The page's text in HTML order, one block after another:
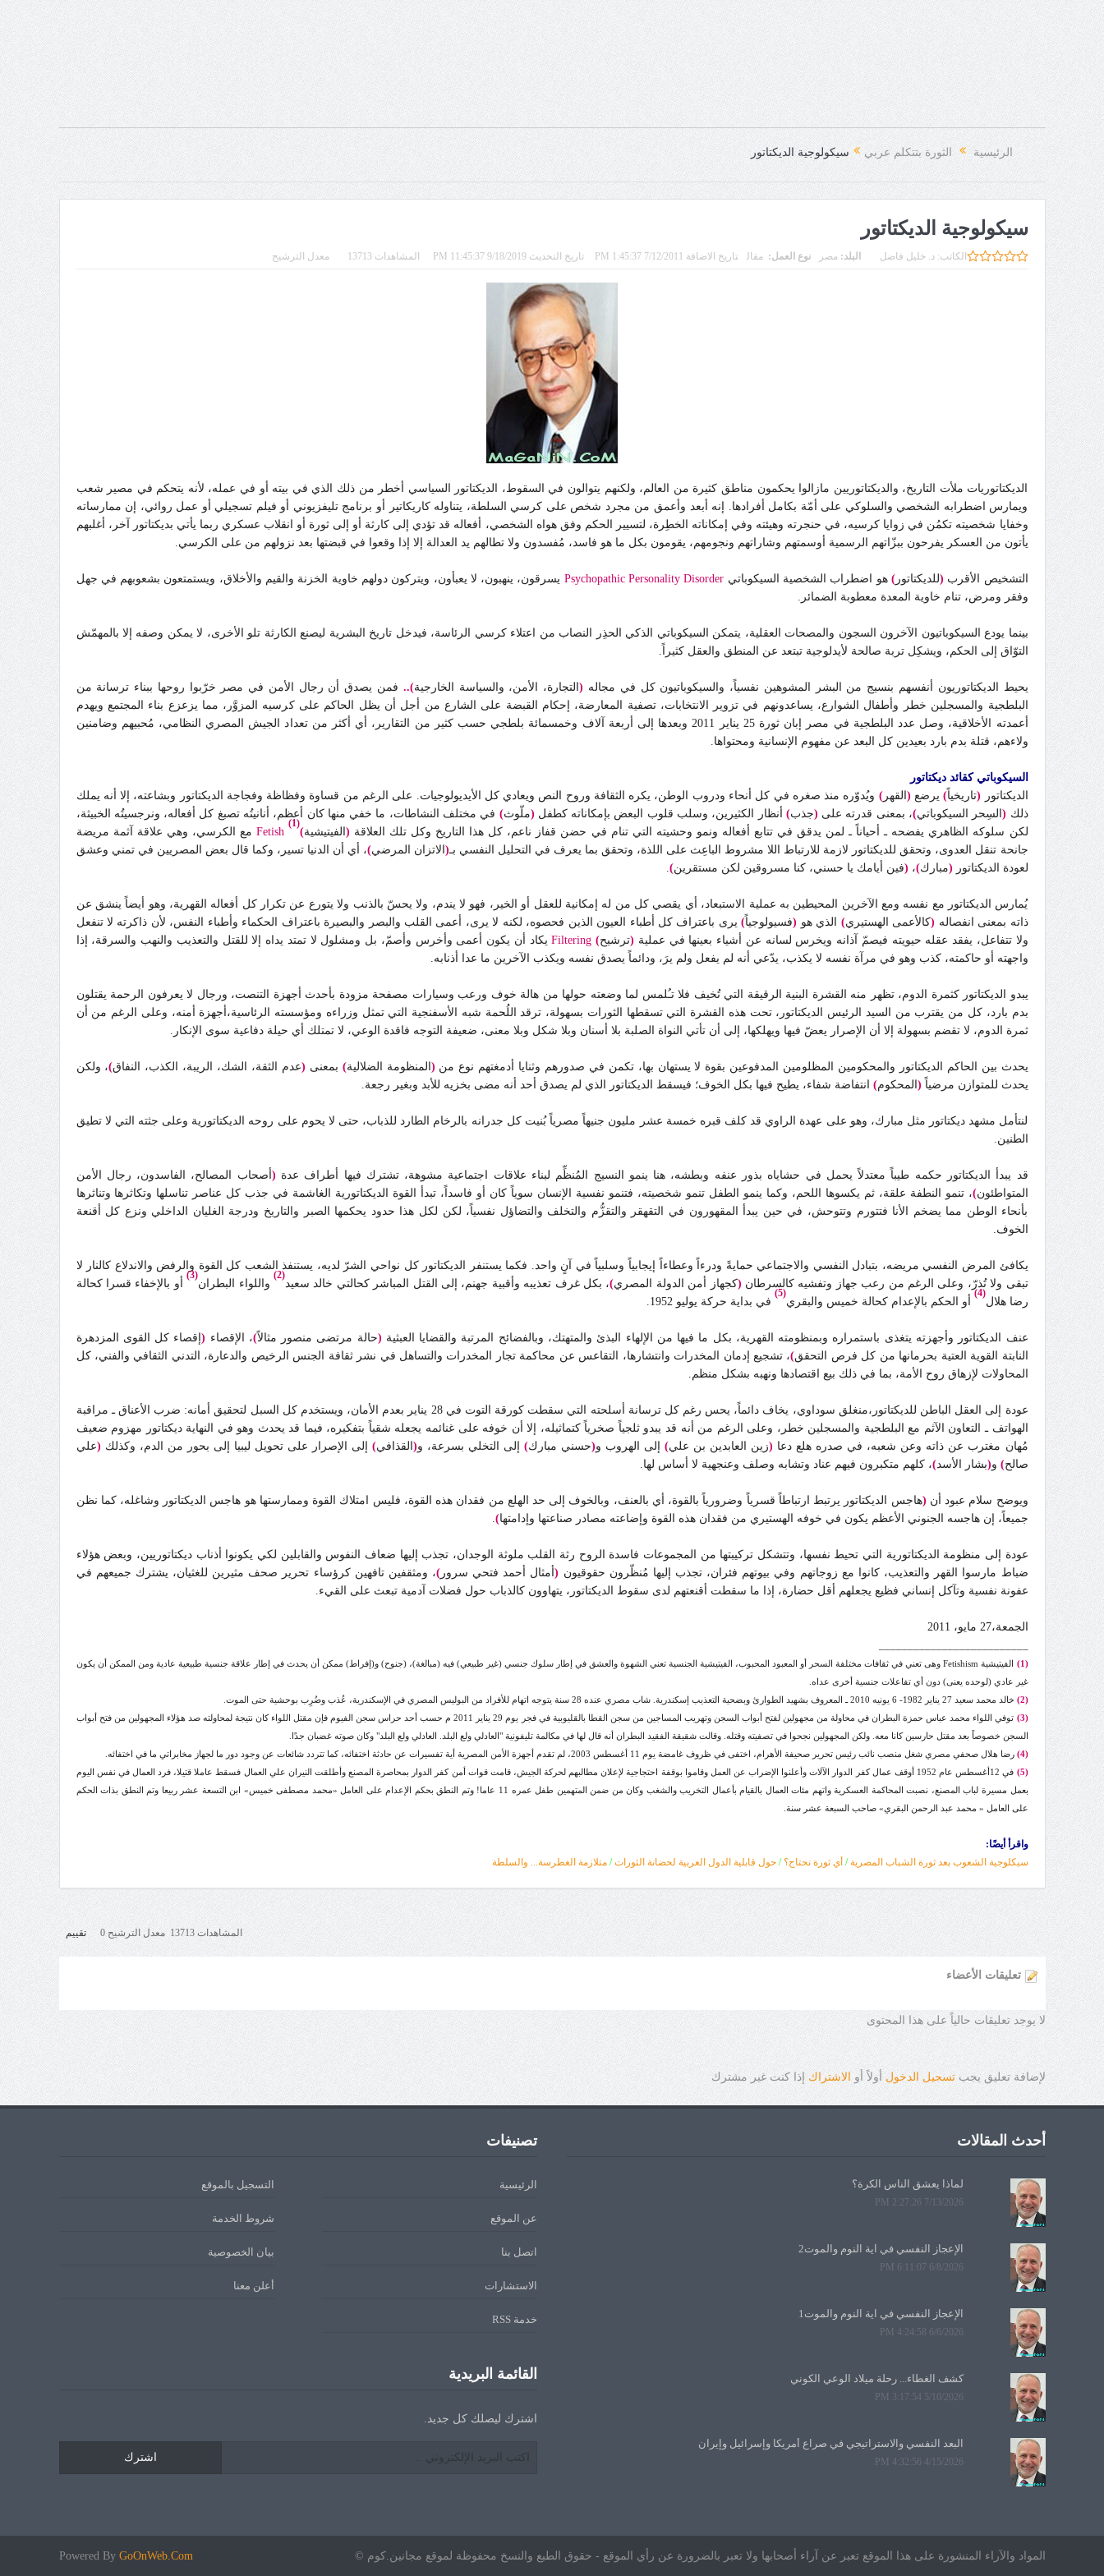
الرئيسية الثورة بتتكلم عربي سيكولوجية الديكتاتور
سيكولوجية الديكتاتور
الكاتب:د. خليل فاضل البلد: مصر نوع العمل:مقال تاريخ الاضافة 7/12/2011 1:45:37 PM تاريخ التحديث 9/18/2019 11:45:37 PM المشاهدات 13713 معدل الترشيح
الديكتاتوريات ملأت التاريخ، والديكتاتوريين مازالوا يحكمون مناطق كثيرة من العالم، ولكنهم يتوالون في السقوط، الديكتاتور السياسي أخطر من ذلك الذي في بيته أو في عمله، لأنه يتحكم في مصير شعب
ويمارس اضطرابه الشخصي والسلوكي على أمّة بكامل أفرادها. إنه أبعد وأعمق من مجرد شخص على كرسي السلطة، يتناوله كاريكاتير أو برنامج تليفزيوني أو فيلم تسجيلي أو عمل روائي، إن ممارساته
وخفايا شخصيته تكمُن في زوايا كرسيه، في حنجرته وهيئته وفي إمكاناته الخطِرة، لتسيير الحكم وفق هواه الشخصي، أفعاله قد تؤدي إلى كارثة أو إلى ثورة أو انقلاب عسكري ربما يأتي بديكتاتور آخر، أغلبهم
يأتون من العسكر يفرحون ببزّاتهم الرسمية أوسمتهم وشاراتهم ونجومهم، يقومون بكل ما هو فاسد، مُفسدون ولا تطالهم يد العدالة إلا إذا وقعوا في قبضتها بعد نزولهم من على الكرسي.
التشخيص الأقرب (للديكتاتور) هو اضطراب الشخصية السيكوباتي Psychopathic Personality Disorder يسرقون، ينهبون، لا يعبأون، ويتركون دولهم خاوية الخزنة والقيم والأخلاق، ويستمتعون بشعوبهم في جهل
وفقر ومرض، تنام خاوية المعدة معطوبة الضمائر.
بينما يودع السيكوباتيون الآخرون السجون والمصحات العقلية، يتمكن السيكوباتي الذكي الحذِر النصاب من اعتلاء كرسي الرئاسة، فيدخل تاريخ البشرية ليصنع الكارثة تلو الأخرى، لا يمكن وصفه إلا بالمهمّش
التوّاق إلى الحكم، ويشكِل تربة صالحة لأيدلوجية تبتعد عن المنطق والعقل كثيراً.
يحيط الديكتاتوريون أنفسهم بنسيج من البشر المشوهين نفسياً، والسيكوباتيون كل في مجاله (التجارة، الأمن، والسياسة الخارجية).. فمن يصدق أن رجال الأمن في مصر خرّبوا روحها ببناء ترسانة من
البلطجية والمسجلين خطر وأطفال الشوارع، يساعدونهم في تزوير الانتخابات، تصفية المعارضة، إحكام القبضة على الشارع من أجل أن يظل الحاكم على كرسيه المزوَّر، مما يزعزع بناء المجتمع ويهدم
أعمدته الأخلاقية، وصل عدد البلطجية في مصر إبان ثورة 25 يناير 2011 وبعدها إلى أربعة آلاف وخمسمائة بلطجي حسب كثير من التقارير، أي أكثر من تعداد الجيش المصري النظامي، مُحبيهم وضامنين
ولاءهم، قتلة بدم بارد بعيدين كل البعد عن مفهوم الإنسانية ومحتواها.
السيكوباتي كقائد ديكتاتور
الديكتاتور (تاريخياً) يرضع ( القهر) ويُدوّره منذ صغره في كل أنحاء ودروب الوطن، يكره الثقافة وروح النص ويعادي كل الأيديولوجيات. على الرغم من قساوة وفظاظة وفجاجة الديكتاتور وبشاعته، إلا أنه يملك
ذلك (السِحر السيكوباتي)، بمعنى قدرته على (جذب) أنظار الكثيرين، وسلب قلوب البعض بإمكاناته كطفل (ملّوث) في مختلف النشاطات، ما خفي منها كان أعظم، أنانيتُه تصبغ كل أفعاله، ونرجسيتُه الخبيثة،
لكن سلوكه الظاهري يفضحه ـ أحياناً ـ لمن يدقق في تتابع أفعاله ونمو وحشيته التي تنام في حضن قفاز ناعم، كل هذا التاريخ وكل تلك العلاقة ( الفيتيشية)
(1)
Fetish مع الكرسي، وهي علاقة آثمة مريضة
جانحة تنقل العدوى، وتحقق للديكتاتور لازمة للارتباط اللا مشروط الباعِث على اللذة، وتحقق بما يعرف في التحليل النفسي بـ( الاتزان المرضي)، أي أن الدنيا تسير، وكما قال بعض المصريين في تمني وعشق
لعودة الديكتاتور (مبارك)، (فين أيامك يا حسني، كنا مسروقين لكن مستقرين)
.
يُمارس الديكتاتور مع نفسه ومع الآخرين المحيطين به عملية الاستبعاد، أي يقصي كل من له إمكانية للعقل أو الخير، فهو لا يندم، ولا يحسّ بالذنب ولا يتورع عن تكرار كل أفعاله القهرية، وهو أيضاً ينشق عن
ذاته بمعنى انفصاله (كالأعمى الهستيري) الذي هو (فسيولوجياً)يرى باعتراف كل أطباء العيون الذين فحصوه، لكنه لا يرى، أعمى القلب والبصر والبصيرة باعتراف الحكماء وأطباء النفس، لأن ذاكرته لا تنفعل
ولا تتفاعل، يفقد عقله حيويته فيصمّ آذانه ويخرس لسانه عن أشياء بعينها في عملية (ترشيح)
Filtering يكاد أن يكون أعمى وأخرس وأصمّ، بل ومشلول لا تمتد يداه إلا للقتل والتعذيب والنهب والسرقة، إذا
واجهته أو حاكمته، كذب وهو في مرآة نفسه لا يكذب، يدّعي أنه لم يفعل ولم يرَ، ودائماً يصدق نفسه ويكذب الآخرين ما عدا أذنابه.
يبدو الديكتاتور كثمرة الدوم، تظهر منه القشرة البنية الرقيقة التي تُخيف فلا تـُلمس لما وضعته حولها من هالة خوف ورعب وسيارات مصفحة مزودة بأحدث أجهزة التنصت، ورجال لا يعرفون الرحمة يقتلون
بدم بارد، كل من يقترب من السيد الرئيس الديكتاتور، تحت هذه القشرة التي تسقطها الثورات بسهولة، ترقد اللُحمة شبه الأسفنجية التي تمثل وزراءه ومؤسسته الرئاسية،أجهزة أمنه، وعلى الرغم من أن
ثمرة الدوم، لا تقضم بسهولة إلا أن الإصرار يعضّ فيها ويهلكها، إلى أن تأتي النواة الصلبة بلا أسنان وبلا شكل وبلا معنى، ضعيفة التوجه فاقدة الوعي، لا تمتلك أي حيلة دفاعية سوى الإنكار.
يحدث بين الحاكم الديكتاتور والمحكومين المظلومين المدفوعين بقوة لا يستهان بها، تكمن في صدورهم وثنايا أدمغتهم نوع من ( المنظومة الضلالية) بمعنى (عدم الثقة، الشك، الريبة، الكذب، النفاق)، ولكن
يحدث للمتوازن مرضياً ( المحكوم) انتفاضة شفاء، يطيح فيها بكل الخوف؛ فيسقط الديكتاتور الذي لم يصدق أحد أنه مضى بخزيه للأبد وبغير رجعة.
لنتأمل مشهد ديكتاتور مثل مبارك، وهو على عهدة الراوي قد كلف قبره خمسة عشر مليون جنيهاً مصرياً بُنيت كل جدرانه بالرخام الطارد للذباب، حتى لا يحوم على روحه الديكتاتورية وعلى جثته التي لا تطيق
الطنين.
قد يبدأ الديكتاتور حكمه طيباً معتدلاً يحمل في حشاياه بذور عنفه وبطشه، هنا ينمو النسيج المُنظِّم لبناء علاقات اجتماعية مشوهة، تشترك فيها أطراف عدة ( أصحاب المصالح، الفاسدون، رجال الأمن
المتواطئون)، تنمو النطفة علقة، ثم يكسوها اللحم، وكما ينمو الطفل تنمو شخصيته، فتنمو نفسية الإنسان سوياً كان أو فاسداً، تبدأ القوة الديكتاتورية الغاشمة في جذب كل عناصر تناسلها وتكاثرها وتناثرها
بأنحاء الوطن مما يضخم الأنا فتتورم وتتوحش، في حين يبدأ المقهورون في التقهقر والتقزُّم والتخلف والتضاؤل نفسياً، لكن لكل هذا حدود يحكمها الصبر والتاريخ ودرجة الغليان الداخلي ونزع كل أقنعة
الخوف.
يكافئ المرض النفسي مريضه، بتبادل النفسي والاجتماعي حمايةً ودرءاً وعطاءاً إيجابياً وسلبياً في آنٍ واحد. فكما يستنفر الديكتاتور كل نواحي الشرّ لديه، يستنفذ الشعب كل القوة والرفض والاندلاع كالنار لا
تبقى ولا تُذرّ، وعلى الرغم من رعب جهاز وتفشيه كالسرطان (كجهاز أمن الدولة المصري)، بكل غرف تعذيبه وأقبية جهنم، إلى القتل المباشر كحالتي خالد سعيد
(2)
واللواء البطران
(3)
أو بالإخفاء قسرا كحالة
رضا هلال
(4)
أو الحكم بالإعدام كحالة خميس والبقري
(5)
في بداية حركة يوليو 1952.
عنف الديكتاتور وأجهزته يتغذى باستمراره وبمنظومته القهرية، بكل ما فيها من الإلهاء لبذئ والمتهتك، وبالفضائح المرتبة والقضايا العبثية (حالة مرتضى منصور مثالاً)، الإقصاء (إقصاء كل القوى المزدهرة
النابتة القوية العتية بحرمانها من كل فرص التحقق)، تشجيع إدمان المخدرات وانتشارها، التقاعس عن محاكمة تجار المخدرات والتساهل في نشر ثقافة الجنس الرخيص والدعارة، التدني الثقافي والفني، كل
المحاولات لإزهاق روح الأمة، بما في ذلك بيع اقتصادها ونهبه بشكل منظم.
عودة إلى العقل الباطن للديكتاتور،منغلق سوداوي، يخاف دائماً، يحس رغم كل ترسانة أسلحته التي سقطت كورقة التوت في 28 يناير بعدم الأمان، ويستخدم كل السبل لتحقيق أمانه: ضرب الأعناق ـ مراقبة
الهواتف ـ التعاون الآثم مع البلطجية والمسجلين خطر، وعلى الرغم من أنه قد يبدو ثلجياً صخرياً كتماثيله، إلا أن خوفه على غنائمه يجعله شقياً بتفكيره، فيما قد يحدث وهو في النهاية ديكتاتور مهزوم ضعيف
مُهان مغترب عن ذاته وعن شعبه، في صدره هلع دعا (زين العابدين بن علي)إلى الهروب و(حسني مبارك) إلى التخلي بسرعة، و( القذافي) إلى الإصرار على تحويل ليبيا إلى بحور من الدم، وكذلك (علي
صالح) و(بشار الأسد)، كلهم متكبرون فيهم عناد وتشابه وصلف وعنجهية لا أساس لها.
ويوضح سلام عبود أن (هاجس الديكتاتور يرتبط ارتباطاً قسرياً وضرورياً بالقوة، أي بالعنف، وبالخوف إلى حد الهلع من فقدان هذه القوة، فليس امتلاك القوة وممارستها هو هاجس الديكتاتور وشاغله، كما نظن
جميعاً، إن هاجسه الجنوني الأعظم يكون في خوفه الهستيري من فقدان هذه القوة وإضاعته مصادر صناعتها وإدامتها)
.
عودة إلى منظومة الديكتاتورية التي تحيط نفسها، وتتشكل تركيبتها من المجموعات فاسدة الروح رثة القلب ملوثة الوجدان، تجذب إليها ضعاف النفوس والقابلين لكي يكونوا أذناب ديكتاتوريين، وبعض هؤلاء
ضباط مارسوا القهر والتعذيب، كانوا مع زوجاتهم وفي بيوتهم فئران، تجذب إليها مُنظّرون حقوقيون (أمثال أحمد فتحي سرور)، ومثقفين تافهين كرؤساء تحرير صحف مثيرين للغثيان، يشترك جميعهم في
عفونة نفسية وتآكل إنساني فظيع يجعلهم أقل حضارة، إذا ما سقطت أقنعتهم لدى سقوط الديكتاتور، يتهاوون كالذباب حول فضلات آدمية تبعث على القيء.
الجمعة‏،27‏ مايو‏، 2011
(1)
الفيتيشية Fetishism وهى تعني في ثقافات مختلفة السحر أو المعبود المحبوب، الفيتيشية الجنسية تعني الشهوة والعشق في إطار سلوك جنسي (غير طبيعي) فيه (مبالغة)، (جنوح) و(إفراط) ممكن أن يحدث في إطار علاقة جنسية طبيعية عادية ومن الممكن أن يكون
غير عادي (لوحده يعنى) دون أي تفاعلات جنسية أخرى عداه.
(2)
خالد محمد سعيد 27 يناير 1982- 6 يونيه 2010 ـ المعروف بشهيد الطوارئ وبضحية التعذيب إسكندرية. شاب مصري عنده 28 سنة يتوجه اتهام للأفراد من البوليس المصري في الإسكندرية، عُذب وضُرِب بوحشية حتى الموت.
(3)
توفي اللواء محمد عباس حمزة البطران في محاولة من مجهولين لفتح أبواب السجن وتهريب المساجين من سجن القطا بالقليوبية في فجر يوم 29 يناير 2011 م حسب أحد حراس سجن الفيوم فإن مقتل اللواء كان نتيجة لمحاولته صد هؤلاء المجهولين من فتح أبواب
السجن خصوصاً بعد مقتل حارسين كانا معه. ولكن المجهولين نجحوا في تصفيته وقتله. وقالت شقيقة الفقيد البطران أنه قال لها في مكالمة تليفونية "العادلي ولع البلد. العادلي ولع البلد" وكان صوته غضبان جدًا.
(4)
رضا هلال صحفي مصري شغل منصب نائب رئيس تحرير صحيفة الأهرام، اختفى في ظروف غامضة يوم 11 أغسطس 2003، لم تقدم أجهزة الأمن المصرية أية تفسيرات عن حادثة اختفائه، كما تتردد شائعات عن وجود دور ما لجهاز مخابراتي ما في اختفائه.
(5)
في 12أغسطس عام 1952 أوقف عمال كفر الدوار الآلات وأعلنوا الإضراب عن العمل وقاموا بوقفة احتجاجية لإعلان مطالبهم لحركة الجيش، قامت قوات أمن كفر الدوار بمحاصرة المصنع وأطلقت النيران علي العمال فسقط عاملا قتيلا، فرد العمال في نفس اليوم
بعمل مسيرة لباب المصنع، نصبت المحاكمة العسكرية واتهم مئات العمال بالقيام بأعمال التخريب والشغب وكان من ضمن المتهمين طفل عمره 11 عاما! وتم النطق بحكم الإعدام على العامل «محمد مصطفى خميس» ابن التسعة عشر ربيعا وتم النطق بذات الحكم
على العامل « محمد عبد الرحمن البقري» صاحب السبعة عشر سنة.
واقرأ أيضًا:
سيكلوجية الشعوب بعد ثورة الشباب المصرية / أي ثورة نحتاج؟ / حول قابلية الدول العربية لحضانة الثورات / متلازمة الغطرسة... والسلطة
المشاهدات 13713 معدل الترشيح 0 تقييم
تعليقات الأعضاء
لا يوجد تعليقات حالياً على هذا المحتوى
لإضافة تعليق يجبتسجيل الدخول أولاً أو الاشتراك إذا كنت غير مشترك
أحدث المقالات
لماذا يعشق الناس الكرة؟
7/13/2026 2:27:26 PM
الإعجاز النفسي في آية النوم والموت2
6/8/2026 6:11:07 PM
الإعجاز النفسي في آية النوم والموت1
6/6/2026 4:24:58 PM
كشف الغطاء... رحلة ميلاد الوعي الكوني
5/10/2026 3:17:54 PM
البعد النفسي والاستراتيجي في صراع أمريكا وإسرائيل وإيران
4/15/2026 4:32:56 PM
تصنيفات
الرئيسية التسجيل بالموقع
عن الموقع شروط الخدمة
اتصل بنا بيان الخصوصية
الاستشارات أعلن معنا
خدمة RSS
القائمة البريدية
اشترك ليصلك كل جديد.
اشترك
المواد والآراء المنشورة على هذا الموقع تعبر عن آراء أصحابها ولا تعبر بالضرورة عن رأي الموقع - حقوق الطبع والنسخ محفوظة لموقع مجانين.كوم © Powered By GoOnWeb.Com